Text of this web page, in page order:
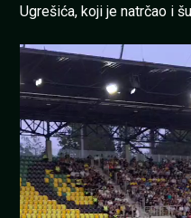
Ugrešića, koji je natrčao i
Pregledač
video
zapisa